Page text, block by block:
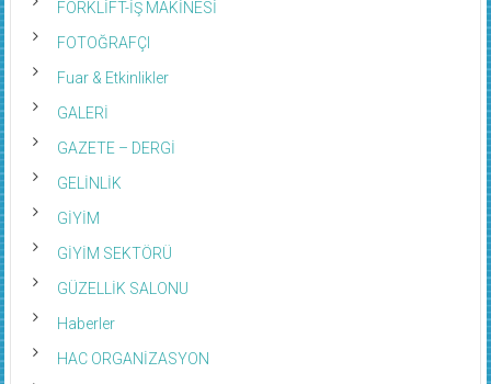
FORKLİFT-İŞ MAKİNESİ
FOTOĞRAFÇI
Fuar & Etkinlikler
GALERİ
GAZETE – DERGİ
GELİNLİK
GİYİM
GİYİM SEKTÖRÜ
GÜZELLİK SALONU
Haberler
HAC ORGANİZASYON